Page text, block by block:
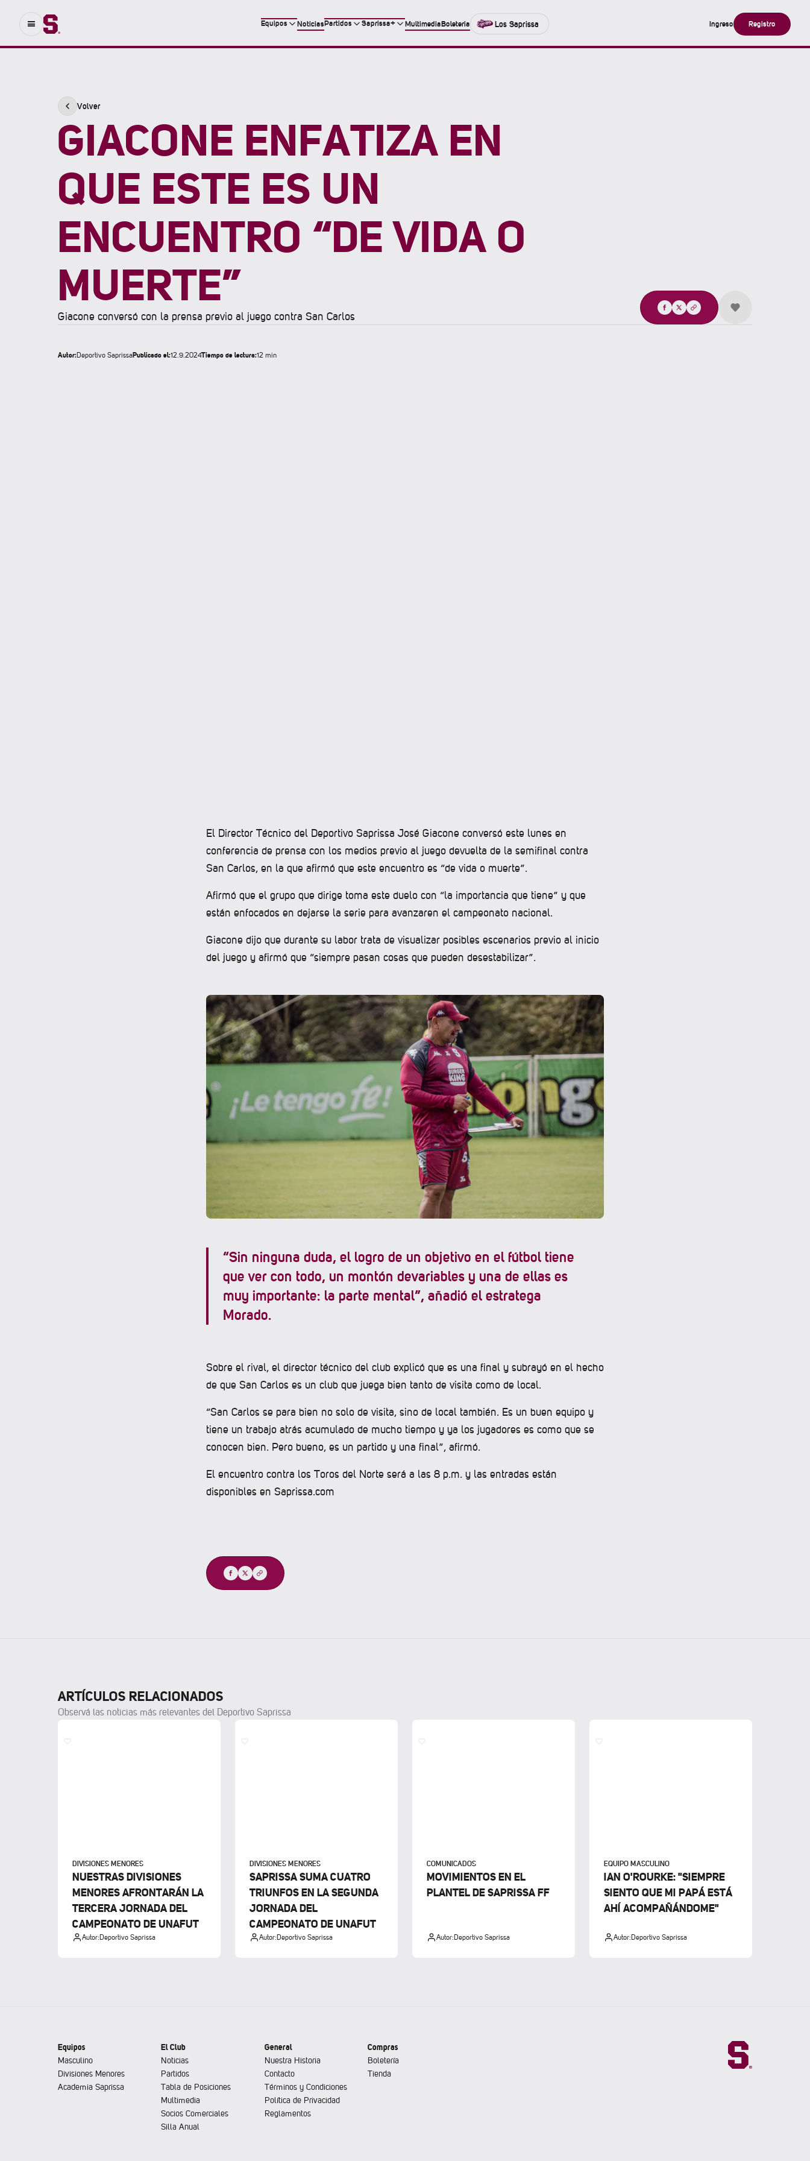
Equipos NoticiasPartidos Saprissa+ MultimediaBoleteria Los Saprissa Ingreso Registro
Volver
GIACONE ENFATIZA EN
QUE ESTE ES UN
ENCUENTRO “DE VIDA O
MUERTE”
Giacone conversó con la prensa previo al juego contra San Carlos
Compartir
Autor:Deportivo SaprissaPublicado el:12.9.2024Tiempo de lectura:12 min
El Director Técnico del Deportivo Saprissa José Giacone conversó este lunes en
conferencia de prensa con los medios previo al juego devuelta de la semifinal contra
San Carlos, en la que afirmó que este encuentro es “de vida o muerte”.
Afirmó que el grupo que dirige toma este duelo con “la importancia que tiene” y que
están enfocados en dejarse la serie para avanzaren el campeonato nacional.
Giacone dijo que durante su labor trata de visualizar posibles escenarios previo al inicio
del juego y afirmó que “siempre pasan cosas que pueden desestabilizar”.
“Sin ninguna duda, el logro de un objetivo en el fútbol tiene
que ver con todo, un montón devariables y una de ellas es
muy importante: la parte mental”, añadió el estratega
Morado.
Sobre el rival, el director técnico del club explicó que es una final y subrayó en el hecho
de que San Carlos es un club que juega bien tanto de visita como de local.
“San Carlos se para bien no solo de visita, sino de local también. Es un buen equipo y
tiene un trabajo atrás acumulado de mucho tiempo y ya los jugadores es como que se
conocen bien. Pero bueno, es un partido y una final”, afirmó.
El encuentro contra los Toros del Norte será a las 8 p.m. y las entradas están
disponibles en Saprissa.com
Compartir
ARTÍCULOS RELACIONADOS
Observá las noticias más relevantes del Deportivo Saprissa
DIVISIONES MENORES
NUESTRAS DIVISIONES
MENORES AFRONTARÁN LA
TERCERA JORNADA DEL
CAMPEONATO DE UNAFUT
Autor:Deportivo Saprissa
DIVISIONES MENORES
SAPRISSA SUMA CUATRO
TRIUNFOS EN LA SEGUNDA
JORNADA DEL
CAMPEONATO DE UNAFUT
Autor:Deportivo Saprissa
COMUNICADOS
MOVIMIENTOS EN EL
PLANTEL DE SAPRISSA FF
Autor:Deportivo Saprissa
EQUIPO MASCULINO
IAN O'ROURKE: "SIEMPRE
SIENTO QUE MI PAPÁ ESTÁ
AHÍ ACOMPAÑÁNDOME"
Autor:Deportivo Saprissa
Equipos
Masculino
Divisiones Menores
Academia Saprissa
El Club
Noticias
Partidos
Tabla de Posiciones
Multimedia
Socios Comerciales
Silla Anual
General
Nuestra Historia
Contacto
Términos y Condiciones
Política de Privacidad
Reglamentos
Compras
Boletería
Tienda